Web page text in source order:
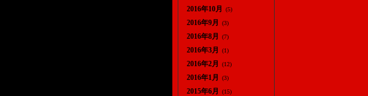
2016年10月 (5)
2016年9月 (3)
2016年8月 (7)
2016年3月 (1)
2016年2月 (12)
2016年1月 (3)
2015年6月 (15)